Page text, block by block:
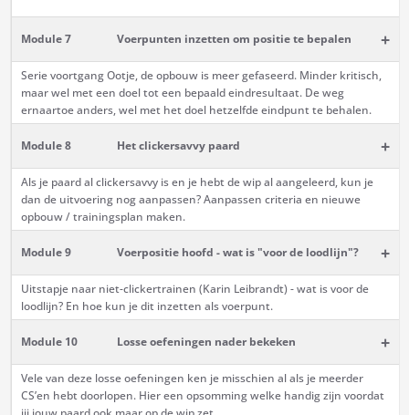
Module 7 Voerpunten inzetten om positie te bepalen +
Serie voortgang Ootje, de opbouw is meer gefaseerd. Minder kritisch,
maar wel met een doel tot een bepaald eindresultaat. De weg
ernaartoe anders, wel met het doel hetzelfde eindpunt te behalen.
Module 8 Het clickersavvy paard +
Als je paard al clickersavvy is en je hebt de wip al aangeleerd, kun je
dan de uitvoering nog aanpassen? Aanpassen criteria en nieuwe
opbouw / trainingsplan maken.
Module 9 Voerpositie hoofd - wat is "voor de loodlijn"? +
Uitstapje naar niet-clickertrainen (Karin Leibrandt) - wat is voor de
loodlijn? En hoe kun je dit inzetten als voerpunt.
Module 10 Losse oefeningen nader bekeken +
Vele van deze losse oefeningen ken je misschien al als je meerder
CS’en hebt doorlopen. Hier een opsomming welke handig zijn voordat